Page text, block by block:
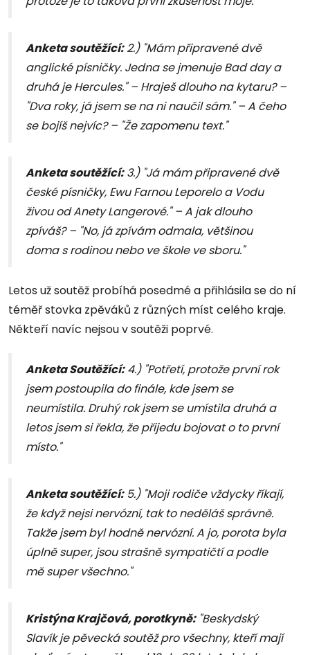
Anketa soutěžící:2.) "Mám připravené dvě
anglické písničky. Jedna se jmenuje Bad day a
druhá je Hercules." – Hraješ dlouho na kytaru? –
"Dva roky, já jsem se na ni naučil sám." – A čeho
se bojíš nejvíc? – "Že zapomenu text."
Anketa soutěžící:3.) "Já mám připravené dvě
české písničky, Ewu Farnou Leporelo a Vodu
živou od Anety Langerové." – A jak dlouho
zpíváš? – "No, já zpívám odmala, většinou
doma s rodinou nebo ve škole ve sboru."
Letos už soutěž probíhá posedmé a přihlásila se do ní
téměř stovka zpěváků z různých míst celého kraje.
Někteří navíc nejsou v soutěži poprvé.
Anketa Soutěžící:4.) "Potřetí, protože první rok
jsem postoupila do finále, kde jsem se
neumístila. Druhý rok jsem se umístila druhá a
letos jsem si řekla, že přijedu bojovat o to první
místo."
Anketa soutěžící:5.) "Moji rodiče vždycky říkají,
že když nejsi nervózní, tak to neděláš správně.
Takže jsem byl hodně nervózní. A jo, porota byla
úplně super, jsou strašně sympatičtí a podle
mě super všechno."
Kristýna Krajčová, porotkyně:"Beskydský
Slavík je pěvecká soutěž pro všechny, kteří mají